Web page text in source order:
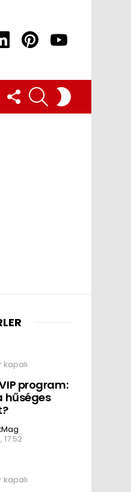
FOLLOW
US
ARAMA
program:
hűséges
17:52